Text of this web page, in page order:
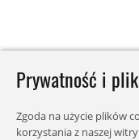
Prywatność i
Zgoda na użycie plików
korzystania z naszej